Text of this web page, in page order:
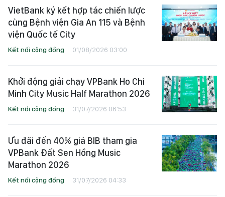
VietBank ký kết hợp tác chiến lược
cùng Bệnh viện Gia An 115 và Bệnh
viện Quốc tế City
Kết nối cộng đồng 01/08/2026 03:00
Khởi động giải chạy VPBank Ho Chi
Minh City Music Half Marathon 2026
Kết nối cộng đồng 31/07/2026 06:53
Ưu đãi đến 40% giá BIB tham gia
VPBank Đất Sen Hồng Music
Marathon 2026
Kết nối cộng đồng 31/07/2026 04:33